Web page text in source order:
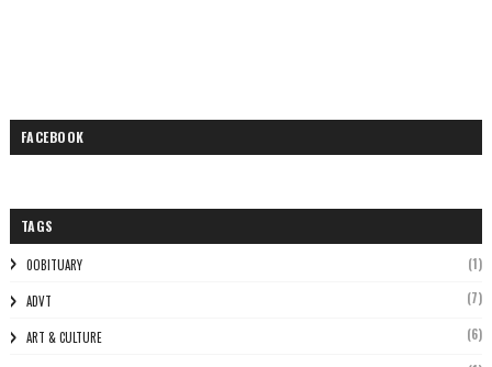
FACEBOOK
TAGS
0OBITUARY (1)
ADVT (7)
ART & CULTURE (6)